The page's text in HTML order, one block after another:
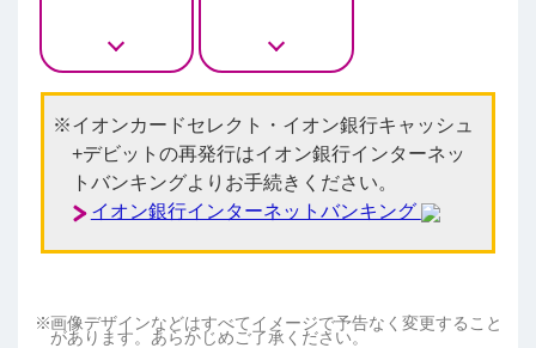
イオンカードセレクト・イオン銀行キャッシュ
+デビットの再発行はイオン銀行インターネッ
トバンキングよりお手続きください。
イオン銀行インターネットバンキング
画像デザインなどはすべてイメージで予告なく変更すること
があります。あらかじめご了承ください。